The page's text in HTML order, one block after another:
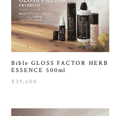
Bible GLOSS FACTOR HERB
ESSENCE 500ml
¥39,600